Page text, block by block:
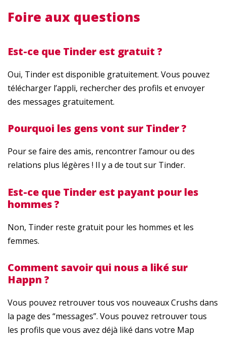
Foire aux questions
Est-ce que Tinder est gratuit ?
Oui, Tinder est disponible gratuitement. Vous pouvez
télécharger l’appli, rechercher des profils et envoyer
des messages gratuitement.
Pourquoi les gens vont sur Tinder ?
Pour se faire des amis, rencontrer l’amour ou des
relations plus légères ! Il y a de tout sur Tinder.
Est-ce que Tinder est payant pour les
hommes ?
Non, Tinder reste gratuit pour les hommes et les
femmes.
Comment savoir qui nous a liké sur
Happn ?
Vous pouvez retrouver tous vos nouveaux Crushs dans
la page des “messages”. Vous pouvez retrouver tous
les profils que vous avez déjà liké dans votre Map